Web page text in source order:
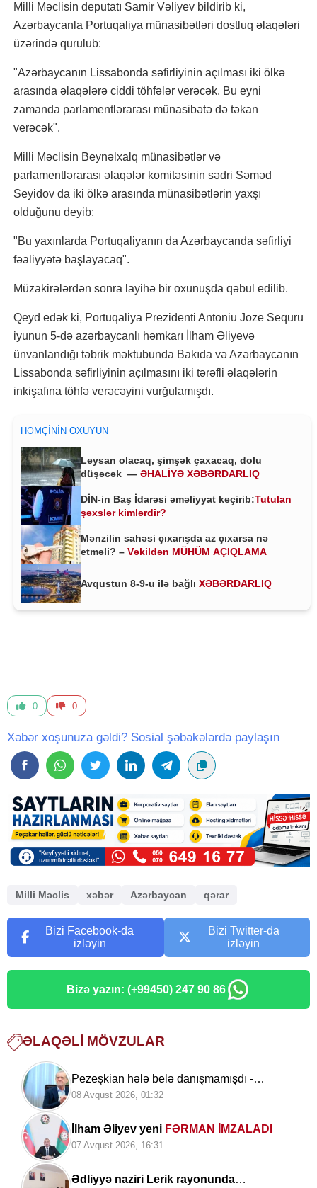
Milli Məclisin deputatı Samir Vəliyev bildirib ki,
Azərbaycanla Portuqaliya münasibətləri dostluq əlaqələri
üzərində qurulub:
"Azərbaycanın Lissabonda səfirliyinin açılması iki ölkə
arasında əlaqələrə ciddi töhfələr verəcək. Bu eyni
zamanda parlamentlərarası münasibətə də təkan
verəcək".
Milli Məclisin Beynəlxalq münasibətlər və
parlamentlərarası əlaqələr komitəsinin sədri Səməd
Seyidov da iki ölkə arasında münasibətlərin yaxşı
olduğunu deyib:
"Bu yaxınlarda Portuqaliyanın da Azərbaycanda səfirliyi
fəaliyyətə başlayacaq".
Müzakirələrdən sonra layihə bir oxunuşda qəbul edilib.
Qeyd edək ki, Portuqaliya Prezidenti Antoniu Joze Sequru
iyunun 5-də azərbaycanlı həmkarı İlham Əliyevə
ünvanlandığı təbrik məktubunda Bakıda və Azərbaycanın
Lissabonda səfirliyinin açılmasını iki tərəfli əlaqələrin
inkişafına töhfə verəcəyini vurğulamışdı.
HƏMÇININ OXUYUN
Leysan olacaq, şimşək çaxacaq, dolu
düşəcək — ƏHALİYƏ XƏBƏRDARLIQ
DİN-in Baş İdarəsi əməliyyat keçirib:Tutulan
şəxslər kimlərdir?
Mənzilin sahəsi çıxarışda az çıxarsa nə
etməli? – Vəkildən MÜHÜM AÇIQLAMA
Avqustun 8-9-u ilə bağlı XƏBƏRDARLIQ
0 0
Xəbər xoşunuza gəldi? Sosial şəbəkələrdə paylaşın
Milli Məclis xəbər Azərbaycan qərar
Bizi Facebook-da
izləyin
Bizi Twitter-da
izləyin
Bizə yazın: (+99450) 247 90 86
ƏLAQƏLI MÖVZULAR
Pezeşkian hələ belə danışmamışdı -
SENSASİON açıqlamalar verdi
08 Avqust 2026, 01:32
İlham Əliyev yeni FƏRMAN İMZALADI
07 Avqust 2026, 16:31
Ədliyyə naziri Lerik rayonunda